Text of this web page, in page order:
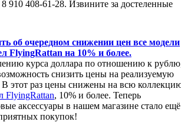
910 408-61-28. Извините за достеленные
об очередном снижении цен все модели
FlyingRattan на 10% и более.
курса доллара по отношению к
снизить цены на реализуемую
этот раз цены снижены на всю
FlyingRattan, 10% и более. Теперь
аксессуары в нашем магазине стало ещё
покупок!